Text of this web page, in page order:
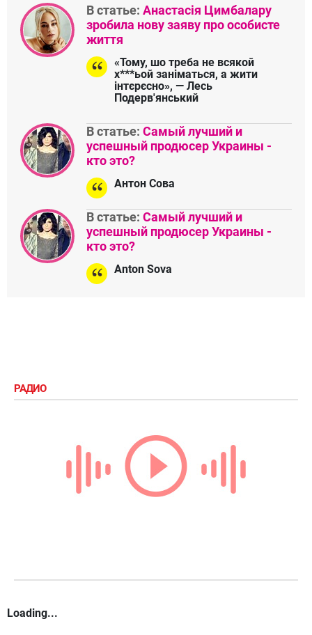
В статье: Анастасія Цимбалару
зробила нову заяву про особисте
життя
«Тому, шо треба не всякой
х***ьой заніматься, а жити
інтєрєсно», — Лесь
Подерв'янський
В статье: Самый лучший и
успешный продюсер Украины -
кто это?
Антон Сова
В статье: Самый лучший и
успешный продюсер Украины -
кто это?
Anton Sova
РАДИО
Loading...